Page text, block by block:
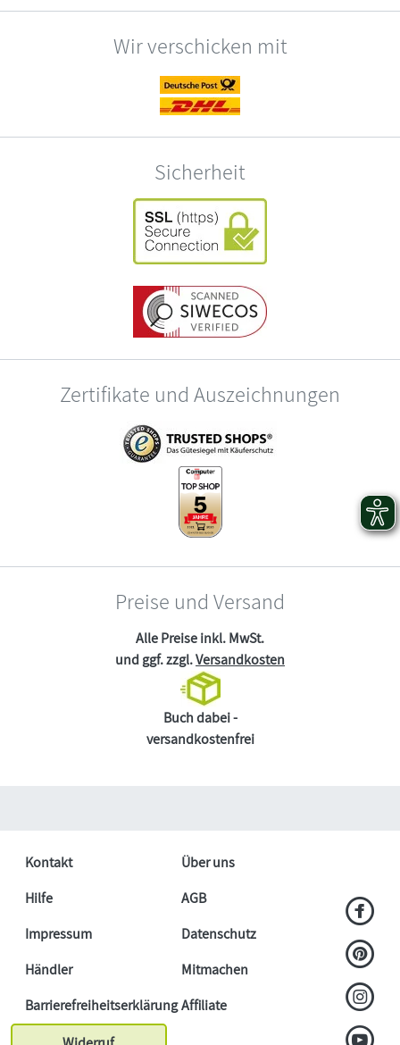
Wir verschicken mit
Sicherheit
Zertifikate und Auszeichnungen
Preise und Versand
Alle Preise inkl. MwSt.
und ggf. zzgl.Versandkosten
Buch dabei -
versandkostenfrei
Kontakt
Über uns
Hilfe
AGB
Impressum
Datenschutz
Händler
Mitmachen
BarrierefreiheitserklärungAffiliate